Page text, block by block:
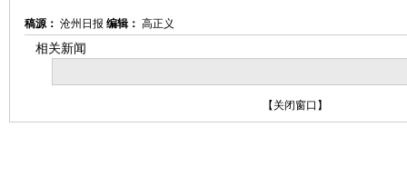
稿源： 沧州日报 编辑： 高正义
相关新闻
【 关闭窗口 】